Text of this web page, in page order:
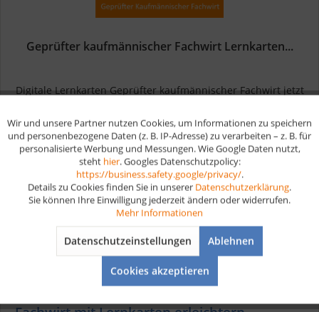
Geprüfter kaufmännischer Fachwirt Lernkarten...
Digitale Lernkarten Geprüfter kaufmännischer Fachwirt jetzt
und förderst du die Wettbewerbsfähigkeit von Unternehmen
und hilfst ihnen dabei, erfolgreich zu sein. Dazu gestaltest...
ab 24,90 € *
Merken
Funktionale Aktiv
Aktiv
Aktiv
Wir und unsere Partner nutzen Cookies, um Informationen zu speichern
und personenbezogene Daten (z. B. IP-Adresse) zu verarbeiten – z. B. für
personalisierte Werbung und Messungen. Wie Google Daten nutzt,
steht hier. Googles Datenschutzpolicy:
https://business.safety.google/privacy/.
Details zu Cookies finden Sie in unserer Datenschutzerklärung.
Sie können Ihre Einwilligung jederzeit ändern oder widerrufen.
Mehr Informationen
Datenschutzeinstellungen Ablehnen
Cookies akzeptieren